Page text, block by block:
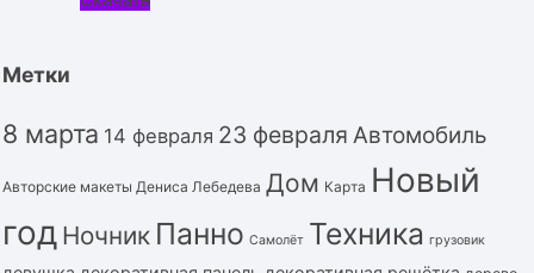
Метки
8 марта 14 февраля 23 февраля Автомобиль
Авторские макеты Дениса Лебедева Дом Карта Новый
год Ночник Панно Самолёт Техника грузовик